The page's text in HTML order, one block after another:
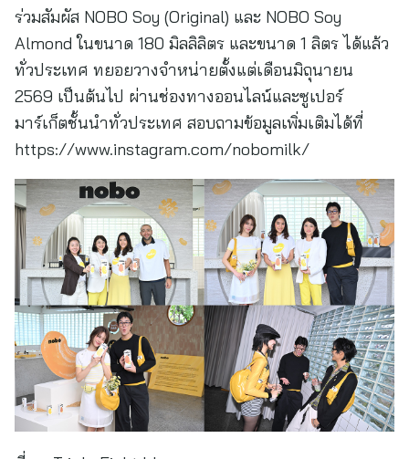
ร่วมสัมผัส NOBO Soy (Original) และ NOBO Soy
Almond ในขนาด 180 มิลลิลิตร และขนาด 1 ลิตร ได้แล้ว
ทั่วประเทศ ทยอยวางจำหน่ายตั้งแต่เดือนมิถุนายน
2569 เป็นต้นไป ผ่านช่องทางออนไลน์และซูเปอร์
มาร์เก็ตชั้นนำทั่วประเทศ สอบถามข้อมูลเพิ่มเติมได้ที่
https://www.instagram.com/nobomilk/